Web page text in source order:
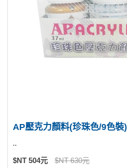
AP壓克力顏料(珍珠色/9色裝)
..
$NT 504元 $NT 630元